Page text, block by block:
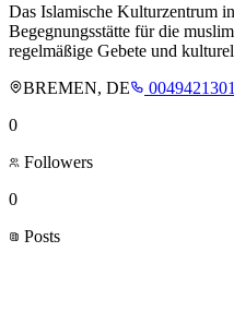
Das Islamische Kulturzentrum
Begegnungsstätte für die
regelmäßige Gebete und
BREMEN, DE
0
Followers
0
Posts